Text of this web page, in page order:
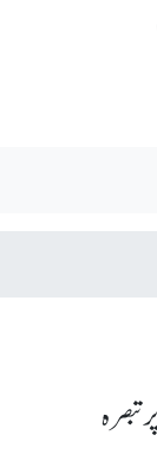
تبصرہ